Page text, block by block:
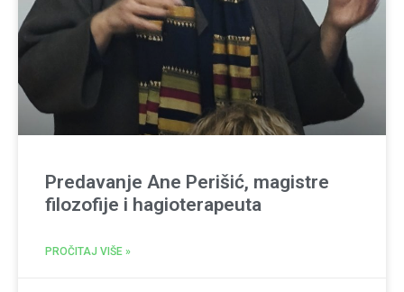
Predavanje Ane Perišić, magistre
filozofije i hagioterapeuta
PROČITAJ VIŠE »